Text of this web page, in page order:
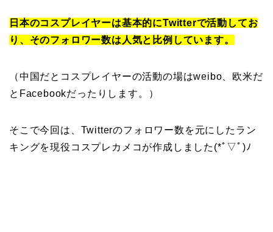
日本のコスプレイヤーは基本的にTwitterで活動してお
り、そのフォロワー数は人気と比例しています。
（中国だとコスプレイヤーの活動の場はweibo、欧米だ
とFacebookだったりします。）
そこで今回は、Twitterのフォロワー数を元にしたラン
キングを現役コスプレカメコが作成しました(*ﾟ▽ﾟ)ﾉ